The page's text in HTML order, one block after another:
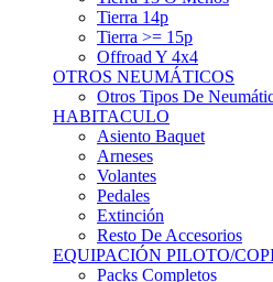
Tierra >= 15p
Offroad Y 4x4
OTROS NEUMÁTICOS
Otros Tipos De
HABITACULO
Asiento Baquet
Arneses
Volantes
Pedales
Extinción
Resto De Accesorios
EQUIPACIÓN PILOTO/
Packs Completos
Monos De Competición